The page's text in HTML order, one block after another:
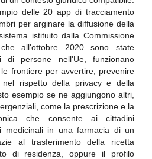
delle 20 app di tracciamento
per arginare la diffusione della
istituito dalla Commissione
all'ottobre 2020 sono state
persone nell'Ue, funzionano
frontiere per avvertire, prevenire
rispetto della privacy e della
esempio se ne aggiungono altri,
come la prescrizione e la
che consente ai cittadini
medicinali in una farmacia di un
al trasferimento della ricetta
di residenza, oppure il profilo